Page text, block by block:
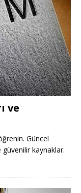
ve
Güncel
kaynaklar.